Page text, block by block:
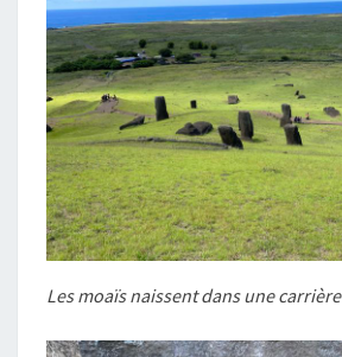
Les moaïs naissent dans une carrière